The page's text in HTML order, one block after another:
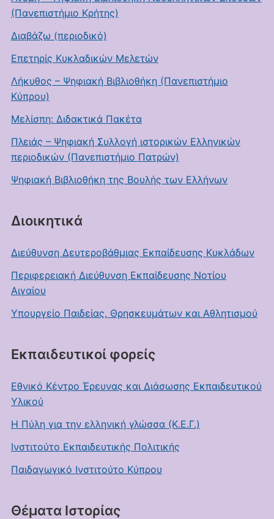
(Πανεπιστήμιο Κρήτης)
Διαβάζω (περιοδικό)
Επετηρίς Κυκλαδικών Μελετών
Λήκυθος – Ψηφιακή Βιβλιοθήκη (Πανεπιστήμιο
Κύπρου)
Μελίσπη: Διδακτικά Πακέτα
Πλειάς – Ψηφιακή Συλλογή ιστορικών Ελληνικών
περιοδικών (Πανεπιστήμιο Πατρών)
Ψηφιακή Βιβλιοθήκη της Βουλής των Ελλήνων
Διοικητικά
Διεύθυνση Δευτεροβάθμιας Εκπαίδευσης Κυκλάδων
Περιφερειακή Διεύθυνση Εκπαίδευσης Νοτίου
Αιγαίου
Υπουργείο Παιδείας, Θρησκευμάτων και Αθλητισμού
Εκπαιδευτικοί φορείς
Εθνικό Κέντρο Έρευνας και Διάσωσης Εκπαιδευτικού
Υλικού
Η Πύλη για την ελληνική γλώσσα (Κ.Ε.Γ.)
Ινστιτούτο Εκπαιδευτικής Πολιτικής
Παιδαγωγικό Ινστιτούτο Κύπρου
Θέματα Ιστορίας